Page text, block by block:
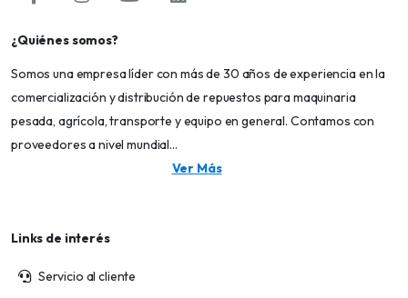
¿Quiénes somos?
Somos una empresa líder con más de 30 años de experiencia en la
comercialización y distribución de repuestos para maquinaria
pesada, agrícola, transporte y equipo en general. Contamos con
proveedores a nivel mundial...
Ver Más
Links de interés
Servicio al cliente